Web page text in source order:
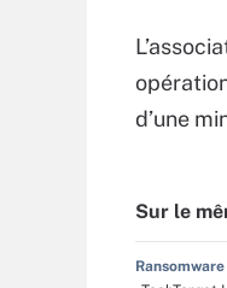
d’une
Sur le